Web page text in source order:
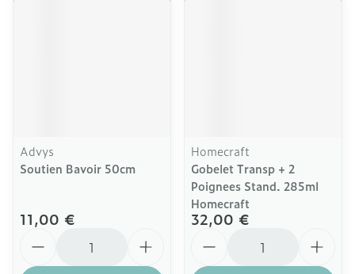
Advys
Soutien Bavoir 50cm
11,00 €
Homecraft
Gobelet Transp + 2
Poignees Stand. 285ml
Homecraft
32,00 €